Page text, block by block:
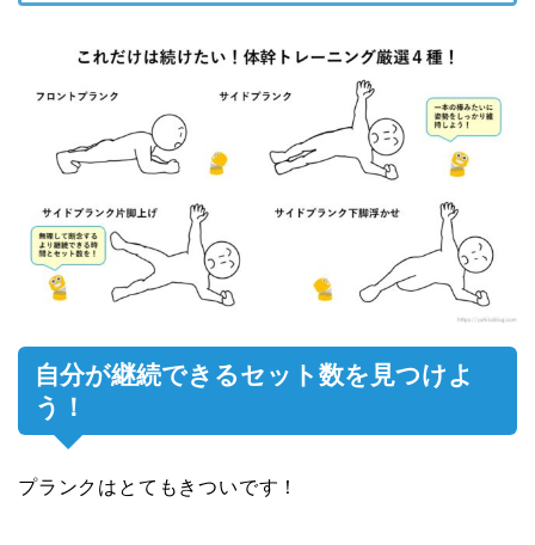
自分が継続できるセット数を見つけよ
う！
プランクはとてもきついです！